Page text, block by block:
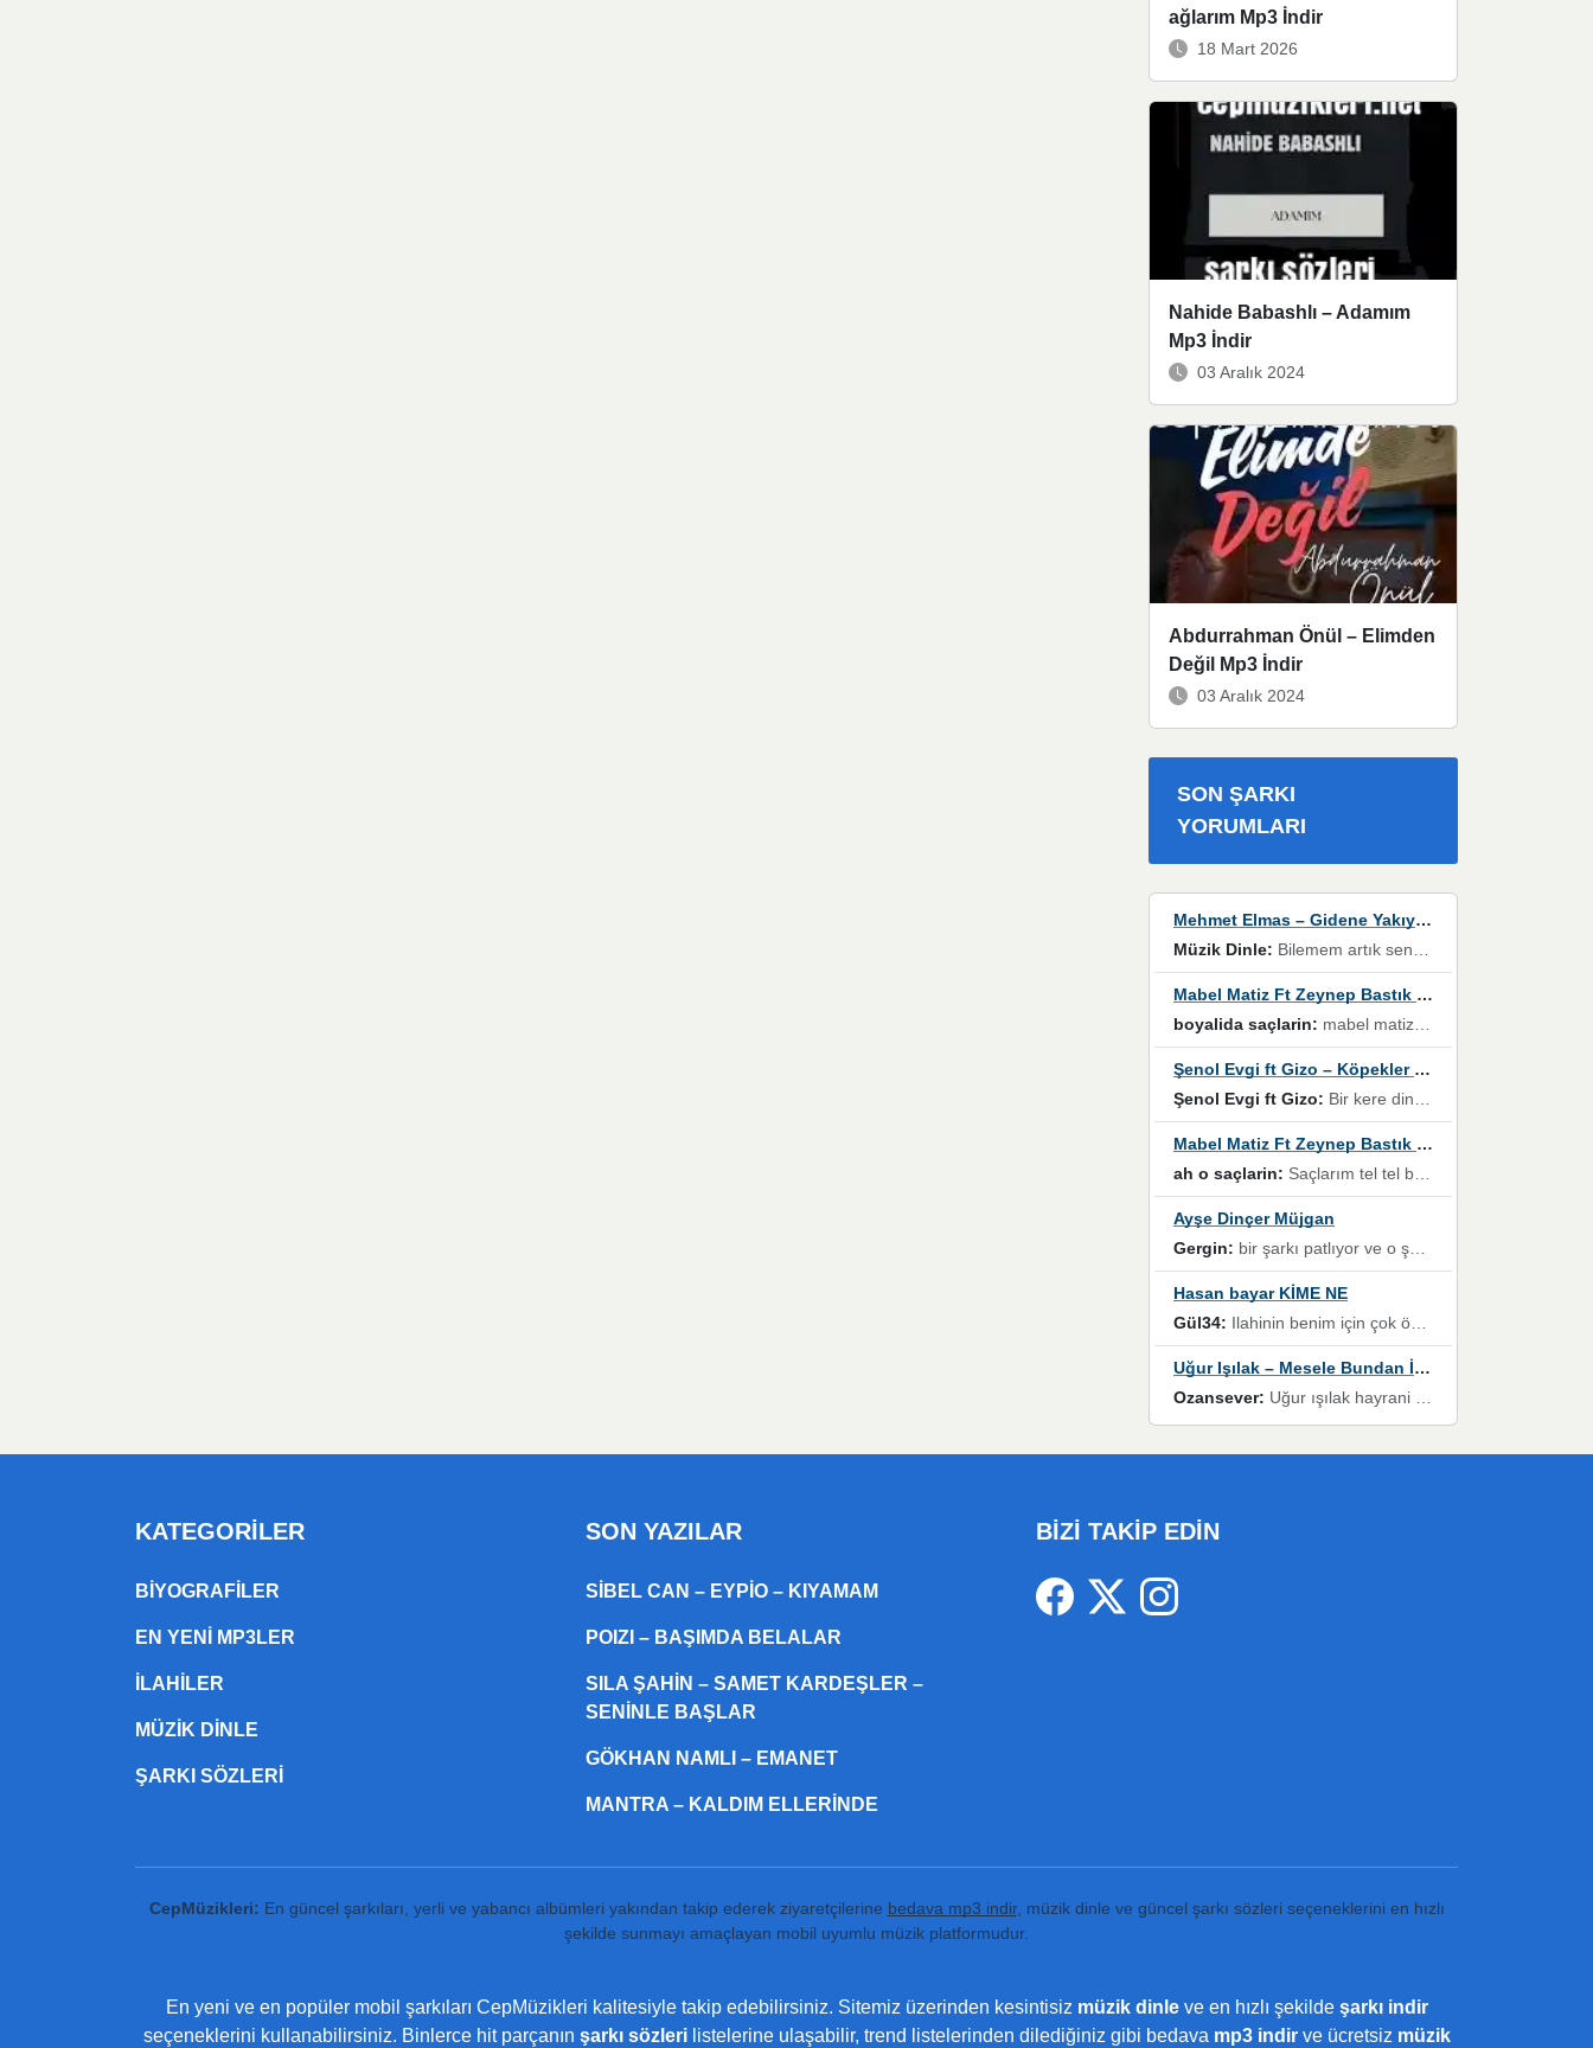
ağlarım Mp3 İndir
18 Mart 2026
Nahide Babashlı – Adamım
Mp3 İndir
03 Aralık 2024
Abdurrahman Önül – Elimden
Değil Mp3 İndir
03 Aralık 2024
SON ŞARKI
YORUMLARI
Mehmet Elmas – Gidene Yakıyorum
Müzik Dinle: Bilemem artık senden bir şans daha / Düştüğün zaman ben olmayacağım yanında” dizeleri, artık geçmişin tekrarına izin verilmeyeceğini, kişisel sınırların çizildiğini gösteriyor.
Mabel Matiz Ft Zeynep Bastık – Saçların
boyalida saçlarin: mabel matiz'in maya albümünde yer alan güzellerden. parça da şarkı hani! müzikal altyapısına vurulduğum, sözlerinde kaybolduğum bir parça olmuş.
Şenol Evgi ft Gizo – Köpekler Tanımadıklarına havlar
Şenol Evgi ft Gizo: Bir kere dinlememe rağmen kulaklardan gitmiyor sen sen sen sen kurban ol sen sen sen sen hayran ol yükses ses müzik dinleme sebebisiniz canlar bomba gibi patladınız maşallah
Mabel Matiz Ft Zeynep Bastık – Saçların
ah o saçlarin: Saçlarım tel tel beyazlıyor beyazlagına degil yanımda sen yoksun ona üzülüyorum günler bir bir geçiyor geçen günlere değil sensiz geçen günlere darılıyorum,Dinledikce asla kavusamayacagim ama asla unutamicagim sevdiğim adam için yanar içim
Ayşe Dinçer Müjgan
Gergin: bir şarkı patlıyor ve o şarkıyı millet her paylaşımın altına koyuyor ve öyle bir durum hal alıyor ki şarkıyı dinlemeden şarkıdan bikıyorsun Ama bu enteresan bir şekilde dillere dolanıyor millet olarak seviyoruz dertlerle boğuşurken bir yandan da göbek atmayi))) diyeceklerim bu kadar güzel hoş bir sayfa emeğinize sağlık arkadaşlar kolay gelsin
Hasan bayar KİME NE
Gül34: Ilahinin benim için çok özel bir yeri var İlk çıktığında komşum ne kadar yüksek sesle dinliyorsa orada duymuştum ve YouTube'dan aratıp Bu ilahiyi bulmuştum ve sonra müdavimi oldum günlük Ben de 3-5 kere dinleyip ezberleyip artık ilahiye bende eşlik ediyorum yüksek sesle Allah razı olsun hizmet nimettir Rabbim sizin zahmetlerinize de hayırlı nimetler versin Selam ve dua ile Allah'a emanet olun
Uğur Işılak – Mesele Bundan İbaret
Ozansever: Uğur ışılak hayrani olarak eski yeni tüm eserlerini keyifle huzurla dinleyenlerden birisiyim, emeğine saygı duyan gönül veren bunu en güzel şekilde sevenlerine ulaştıran siz değerli sayfa yöneticilerine de teşekkür ederim
KATEGORILER
BIYOGRAFILER
EN YENI MP3LER
ILAHILER
MÜZIK DINLE
ŞARKI SÖZLERI
SON YAZILAR
SIBEL CAN – EYPIO – KIYAMAM
POIZI – BAŞIMDA BELALAR
SILA ŞAHIN – SAMET KARDEŞLER –
SENINLE BAŞLAR
GÖKHAN NAMLI – EMANET
MANTRA – KALDIM ELLERINDE
BİZİ TAKİP EDİN
CepMüzikleri: En güncel şarkıları, yerli ve yabancı albümleri yakından takip ederek ziyaretçilerine bedava mp3 indir, müzik dinle ve güncel şarkı sözleri seçeneklerini en hızlı
şekilde sunmayı amaçlayan mobil uyumlu müzik platformudur.
En yeni ve en popüler mobil şarkıları CepMüzikleri kalitesiyle takip edebilirsiniz. Sitemiz üzerinden kesintisiz müzik dinleve en hızlı şekilde şarkı indir
seçeneklerini kullanabilirsiniz. Binlerce hit parçanın şarkı sözlerilistelerine ulaşabilir, trend listelerinden dilediğiniz gibi bedava mp3 indirve ücretsiz müzik